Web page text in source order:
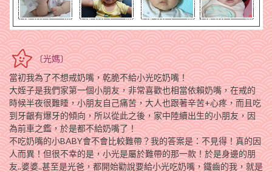
〔光媽〕
當初我為了不想戒奶嘴，乾脆不給小光吃奶嘴！
大姪子是我們家第一個小朋友，非常喜歡也相當依賴奶嘴，在戒的
時候半夜很難睡，小朋友自己痛苦，大人也跟著辛苦+心疼，而且吃
到牙齦有爆牙的傾向，所以從此之後，家中陸續出生的小朋友，因
為前車之鑑，於是都不給奶嘴了！
不吃奶嘴的小BABY會不會比較難帶？我的答案是：不見得！真的因
人而異！但很不幸的是，小光是屬於難帶的那一款！於是身邊的朋
友..婆婆..甚至是光爸，都開始勸說要給小光吃奶嘴，鐵齒的我，就是